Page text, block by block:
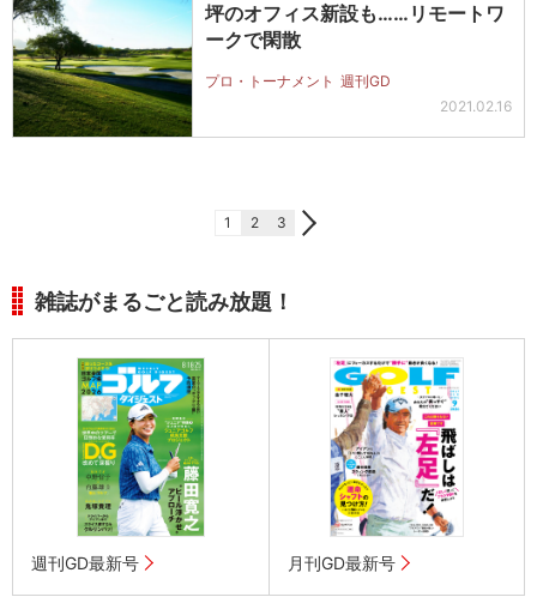
坪のオフィス新設も……リモートワ
ークで閑散
プロ・トーナメント 週刊GD
2021.02.16
1 2 3
雑誌がまるごと読み放題！
週刊GD最新号 月刊GD最新号